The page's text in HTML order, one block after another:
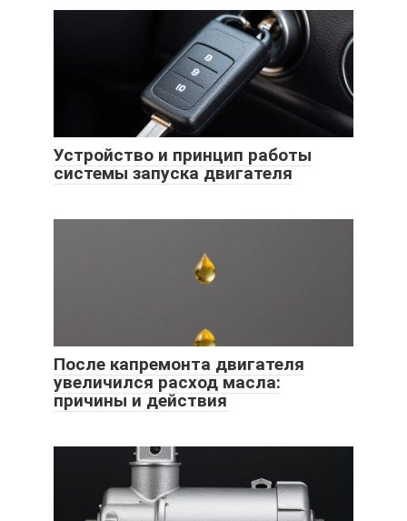
Устройство и принцип работы
системы запуска двигателя
После капремонта двигателя
увеличился расход масла:
причины и действия